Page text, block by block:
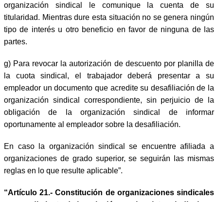
organización sindical le comunique la cuenta de su
titularidad. Mientras dure esta situación no se genera ningún
tipo de interés u otro beneficio en favor de ninguna de las
partes.
g) Para revocar la autorización de descuento por planilla de
la cuota sindical, el trabajador deberá presentar a su
empleador un documento que acredite su desafiliación de la
organización sindical correspondiente, sin perjuicio de la
obligación de la organización sindical de informar
oportunamente al empleador sobre la desafiliación.
En caso la organización sindical se encuentre afiliada a
organizaciones de grado superior, se seguirán las mismas
reglas en lo que resulte aplicable”.
“Artículo 21.- Constitución de organizaciones sindicales